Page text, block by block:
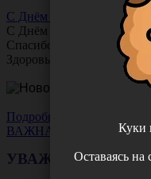
С Днём Офтальмолога!
С Днём
Офтальмолога
Спасибо за ясное зрение
Здоровья вам и новых
Подробнее
ВАЖНАЯ НОВОСТЬ
УВАЖАЕМЫЕ
Куки
Оставаясь на